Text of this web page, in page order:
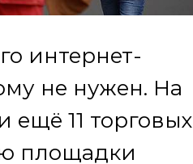
интернет-
не нужен. На
ещё 11 торговых
площадки